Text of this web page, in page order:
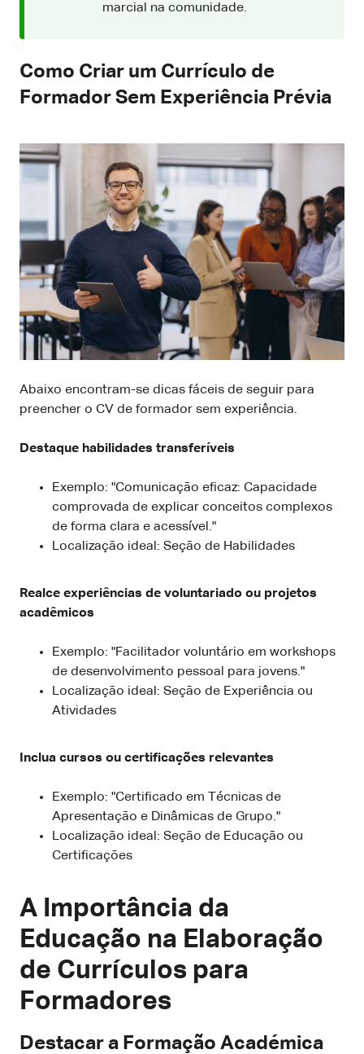
marcial na comunidade.
Como Criar um Currículo de
Formador Sem Experiência Prévia
Abaixo encontram-se dicas fáceis de seguir para
preencher o CV de formador sem experiência.
Destaque habilidades transferíveis
Exemplo: "Comunicação eficaz: Capacidade
comprovada de explicar conceitos complexos
de forma clara e acessível."
Localização ideal: Seção de Habilidades
Realce experiências de voluntariado ou projetos
acadêmicos
Exemplo: "Facilitador voluntário em workshops
de desenvolvimento pessoal para jovens."
Localização ideal: Seção de Experiência ou
Atividades
Inclua cursos ou certificações relevantes
Exemplo: "Certificado em Técnicas de
Apresentação e Dinâmicas de Grupo."
Localização ideal: Seção de Educação ou
Certificações
A Importância da
Educação na Elaboração
de Currículos para
Formadores
Destacar a Formação Académica